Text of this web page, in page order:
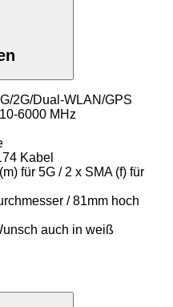
2G/Dual-WLAN/GPS
6000 MHz
Kabel
für 5G / 2 x SMA (f) für
/ 81mm hoch
auch in weiß